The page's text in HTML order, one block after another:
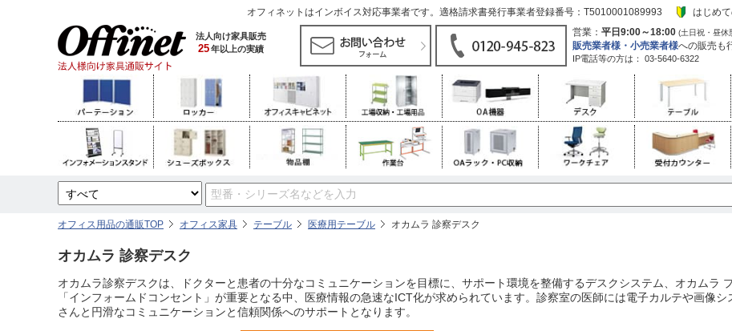
オフィネットはインボイス対応事業者です。適格請求書発行事業者登録番号：T5010001089993 はじめ
法人向け家具販売
25年以上の実績
営業： 平日9:00～18:00 (土日祝・昼休
販売業者様・小売業者様への販売も
IP電話等の方は： 03-5640-6322
オフィス用品の通販TOP オフィス家具 テーブル 医療用テーブル オカムラ 診察デスク
オカムラ 診察デスク
オカムラ診察デスクは、ドクターと患者の十分なコミュニケーションを目標に、サポート環境を整備するデスクシステム、オカムラ
「インフォームドコンセント」が重要となる中、医療情報の急速なICT化が求められています。診察室の医師には電子カルテや画像
さんと円滑なコミュニケーションと信頼関係へのサポートとなります。